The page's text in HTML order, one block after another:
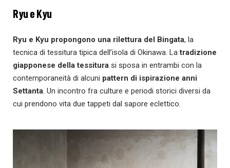
Ryu e Kyu
Ryu e Kyu propongono una rilettura del Bingata, la
tecnica di tessitura tipica dell’isola di Okinawa. Latradizione
giapponese della tessitura si sposa in entrambi con la
contemporaneità di alcuni pattern di ispirazione anni
Settanta. Un incontro fra culture e periodi storici diversi da
cui prendono vita due tappeti dal sapore eclettico.